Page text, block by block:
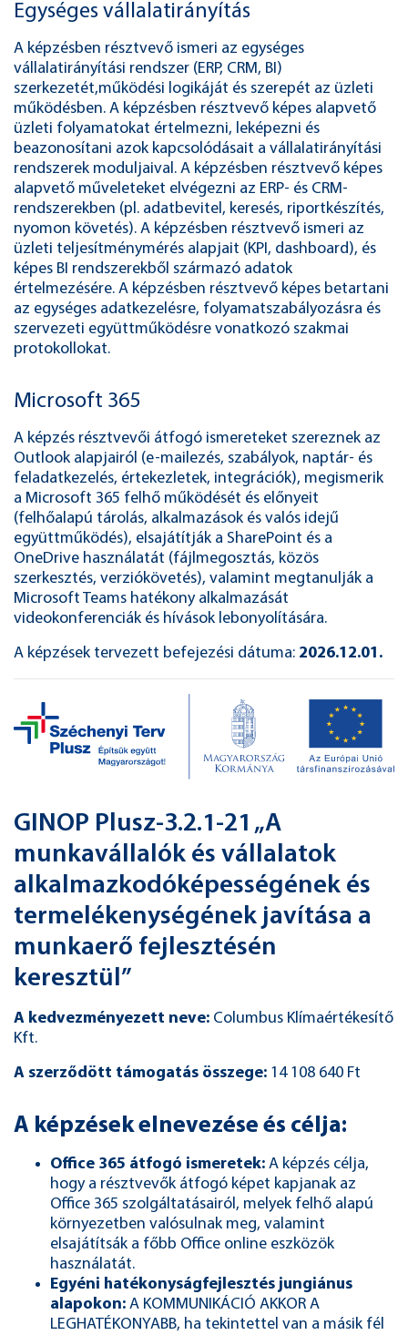
Egységes vállalatirányítás
A képzésben résztvevő ismeri az egységes
vállalatirányítási rendszer (ERP, CRM, BI)
szerkezetét,működési logikáját és szerepét az üzleti
működésben. A képzésben résztvevő képes alapvető
üzleti folyamatokat értelmezni, leképezni és
beazonosítani azok kapcsolódásait a vállalatirányítási
rendszerek moduljaival. A képzésben résztvevő képes
alapvető műveleteket elvégezni az ERP- és CRM-
rendszerekben (pl. adatbevitel, keresés, riportkészítés,
nyomon követés). A képzésben résztvevő ismeri az
üzleti teljesítménymérés alapjait (KPI, dashboard), és
képes BI rendszerekből származó adatok
értelmezésére. A képzésben résztvevő képes betartani
az egységes adatkezelésre, folyamatszabályozásra és
szervezeti együttműködésre vonatkozó szakmai
protokollokat.
Microsoft 365
A képzés résztvevői átfogó ismereteket szereznek az
Outlook alapjairól (e-mailezés, szabályok, naptár- és
feladatkezelés, értekezletek, integrációk), megismerik
a Microsoft 365 felhő működését és előnyeit
(felhőalapú tárolás, alkalmazások és valós idejű
együttműködés), elsajátítják a SharePoint és a
OneDrive használatát (fájlmegosztás, közös
szerkesztés, verziókövetés), valamint megtanulják a
Microsoft Teams hatékony alkalmazását
videokonferenciák és hívások lebonyolítására.
A képzések tervezett befejezési dátuma: 2026.12.01.
GINOP Plusz-3.2.1-21 „A
munkavállalók és vállalatok
alkalmazkodóképességének és
termelékenységének javítása a
munkaerő fejlesztésén
keresztül”
A kedvezményezett neve: Columbus Klímaértékesítő
Kft.
A szerződött támogatás összege: 14 108 640 Ft
A képzések elnevezése és célja:
Office 365 átfogó ismeretek: A képzés célja,
hogy a résztvevők átfogó képet kapjanak az
Office 365 szolgáltatásairól, melyek felhő alapú
környezetben valósulnak meg, valamint
elsajátítsák a főbb Office online eszközök
használatát.
Egyéni hatékonyságfejlesztés jungiánus
alapokon: A KOMMUNIKÁCIÓ AKKOR A
LEGHATÉKONYABB, ha tekintettel van a másik fél